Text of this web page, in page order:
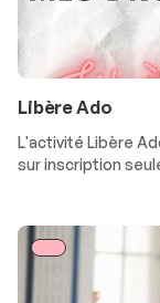
Libère Ado
L'activité Libère
sur inscription